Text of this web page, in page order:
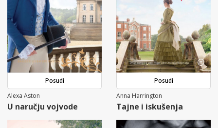
Posudi
Alexa Aston
U naručju vojvode
Posudi
Anna Harrington
Tajne i iskušenja